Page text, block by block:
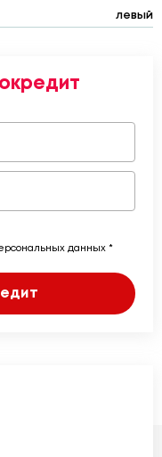
левый
данных *